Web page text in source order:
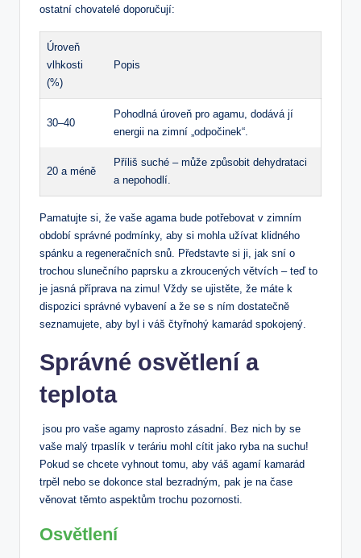
ostatní⁣ chovatelé doporučují:
Úroveň
vlhkosti⁤
(%)
Popis
30–40
Pohodlná ​úroveň ‍pro‌ agamu, dodává⁣ jí
energii na zimní „odpočinek“.
20 a méně
Příliš suché – může způsobit dehydrataci
a ⁤nepohodlí.
Pamatujte si, že vaše agama bude⁣ potřebovat v zimním
období správné podmínky, ⁤aby si mohla užívat klidného
spánku a regeneračních snů. Představte si ji, jak sní​ o
trochou slunečního ‍paprsku⁤ a zkroucených větvích‍ – teď to
je jasná příprava na zimu! ‍Vždy se​ ujistěte,⁢ že máte k
dispozici správné vybavení a že‌ se s ním dostatečně
seznamujete, aby byl i váš čtyřnohý ​kamarád spokojený.
Správné osvětlení a‌
teplota
‍ jsou ‌pro vaše agamy naprosto zásadní. Bez nich by ⁢se
vaše malý trpaslík v teráriu mohl cítit jako ryba na suchu!
Pokud se ​chcete vyhnout‌ tomu, ⁤aby váš agamí kamarád
trpěl nebo se dokonce stal bezradným, pak⁣ je‌ na čase
věnovat​ těmto aspektům⁤ trochu pozornosti.
Osvětlení